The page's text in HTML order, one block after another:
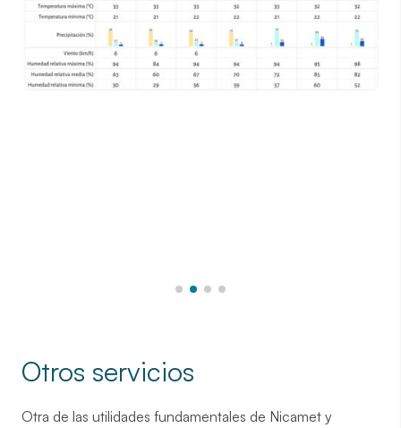
Otros servicios
Otra de las utilidades fundamentales de Nicamet y